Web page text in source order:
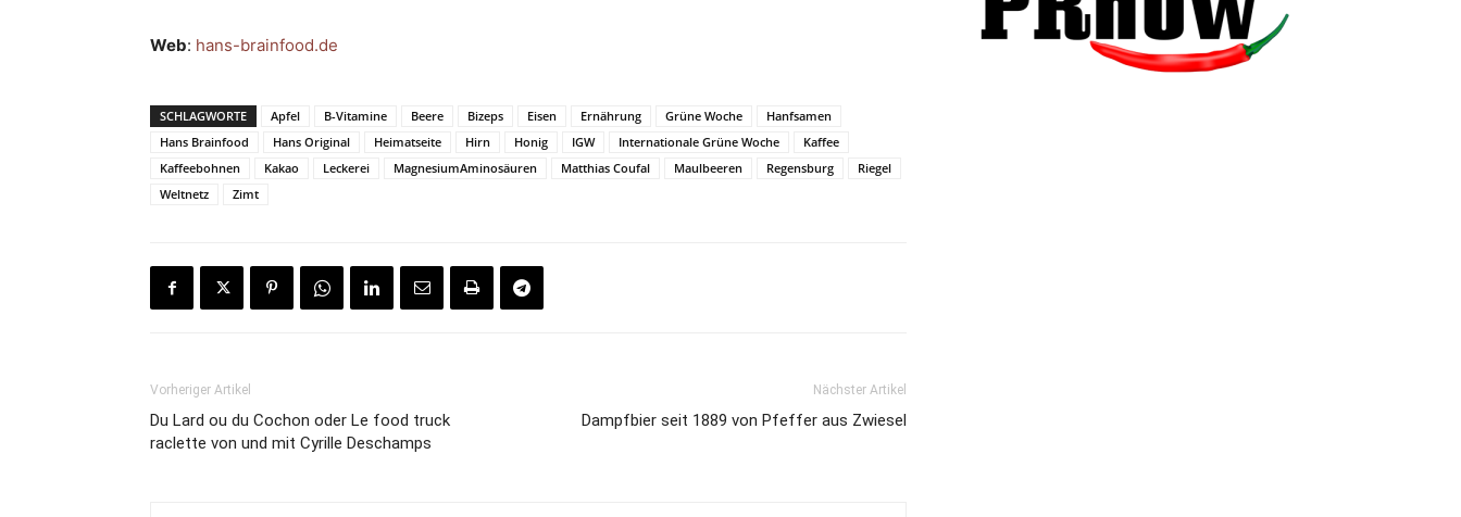
Web: hans-brainfood.de
SCHLAGWORTE Apfel B-Vitamine Beere Bizeps Eisen Ernährung Grüne Woche
Hanfsamen
Hans Brainfood
Hans Original Heimatseite Hirn Honig IGW Internationale Grüne Woche
Kaffee
Kaffeebohnen
Kakao Leckerei MagnesiumAminosäuren Matthias Coufal Maulbeeren Regensburg
Riegel
Weltnetz
Zimt
Vorheriger Artikel
Du Lard ou du Cochon oder Le food truck
raclette von und mit Cyrille Deschamps
Nächster Artikel
Dampfbier seit 1889 von Pfeffer aus Zwiesel